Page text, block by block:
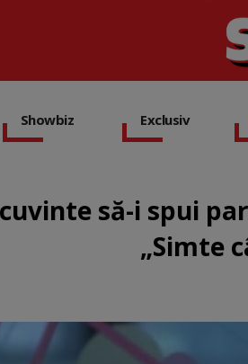
Showbiz Exclusiv
să-i spui
„Simte